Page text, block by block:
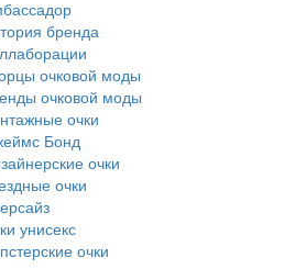
бренда
очковой моды
очковой моды
очки
Бонд
очки
очки
унисекс
очки